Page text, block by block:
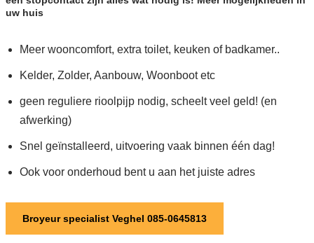
uw huis
Meer wooncomfort, extra toilet, keuken of badkamer..
Kelder, Zolder, Aanbouw, Woonboot etc
geen reguliere rioolpijp nodig, scheelt veel geld! (en
afwerking)
Snel geïnstalleerd, uitvoering vaak binnen één dag!
Ook voor onderhoud bent u aan het juiste adres
Broyeur specialist Veghel 085-0645813